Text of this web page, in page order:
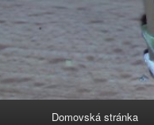
Domovská stránka